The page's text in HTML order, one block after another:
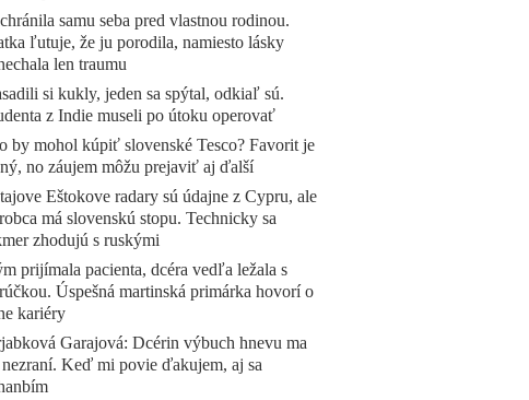
samu seba pred vlastnou rodinou.
ľutuje, že ju porodila, namiesto lásky
len traumu
si kukly, jeden sa spýtal, odkiaľ sú.
z Indie museli po útoku operovať
by mohol kúpiť slovenské Tesco? Favorit je
no záujem môžu prejaviť aj ďalší
Eštokove radary sú údajne z Cypru, ale
má slovenskú stopu. Technicky sa
zhodujú s ruskými
prijímala pacienta, dcéra vedľa ležala s
Úspešná martinská primárka hovorí o
kariéry
Garajová: Dcérin výbuch hnevu ma
Keď mi povie ďakujem, aj sa